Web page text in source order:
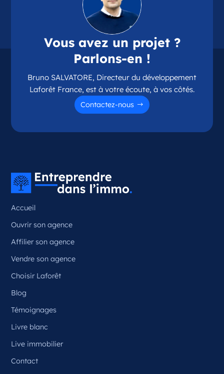
Opportunité d’ouverture à Chamalières
Chamalières Auvergne-Rhône-Alpes
France
: 63075
Plus d'infos
Candidater
France
Référence: 87050
Plus d'infos
Candidater
Opportunité d’ouverture à Ceyrat
Référence
Plus d'infos
Candidater
Vous avez un projet ?
Parlons-en !
Bruno SALVATORE, Directeur du développement
Laforêt France, est à votre écoute, à vos côtés.
Contactez-nous
Accueil
Ouvrir son agence
Affilier son agence
Vendre son agence
Choisir Laforêt
Blog
Témoignages
Livre blanc
Live immobilier
Contact